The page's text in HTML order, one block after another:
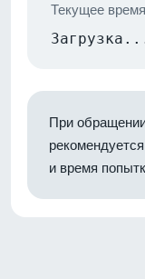
Текущее время
При
и время